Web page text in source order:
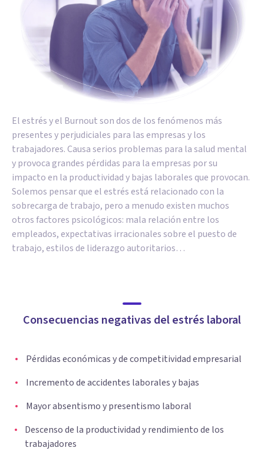
El estrés y el Burnout son dos de los fenómenos más
presentes y perjudiciales para las empresas y los
trabajadores. Causa serios problemas para la salud mental
y provoca grandes pérdidas para la empresas por su
impacto en la productividad y bajas laborales que provocan.
Solemos pensar que el estrés está relacionado con la
sobrecarga de trabajo, pero a menudo existen muchos
otros factores psicológicos: mala relación entre los
empleados, expectativas irracionales sobre el puesto de
trabajo, estilos de liderazgo autoritarios…
Consecuencias negativas del estrés laboral
Pérdidas económicas y de competitividad empresarial
Incremento de accidentes laborales y bajas
Mayor absentismo y presentismo laboral
Descenso de la productividad y rendimiento de los
trabajadores